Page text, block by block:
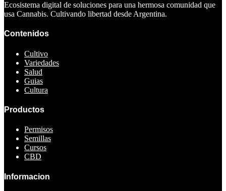
Ecosistema digital de soluciones para una hermosa comunidad que
usa Cannabis. Cultivando libertad desde Argentina.
Contenidos
Cultivo
Variedades
Salud
Guias
Cultura
Productos
Permisos
Semillas
Cursos
CBD
Informacion